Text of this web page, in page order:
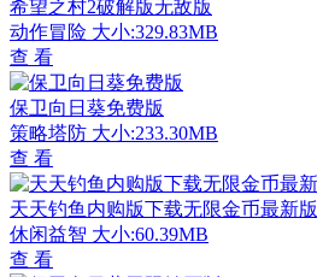
希望之村2破解版无敌版
动作冒险 大小:329.83MB
查 看
保卫向日葵免费版
策略塔防 大小:233.30MB
查 看
天天钓鱼内购版下载无限金币最新版
休闲益智 大小:60.39MB
查 看